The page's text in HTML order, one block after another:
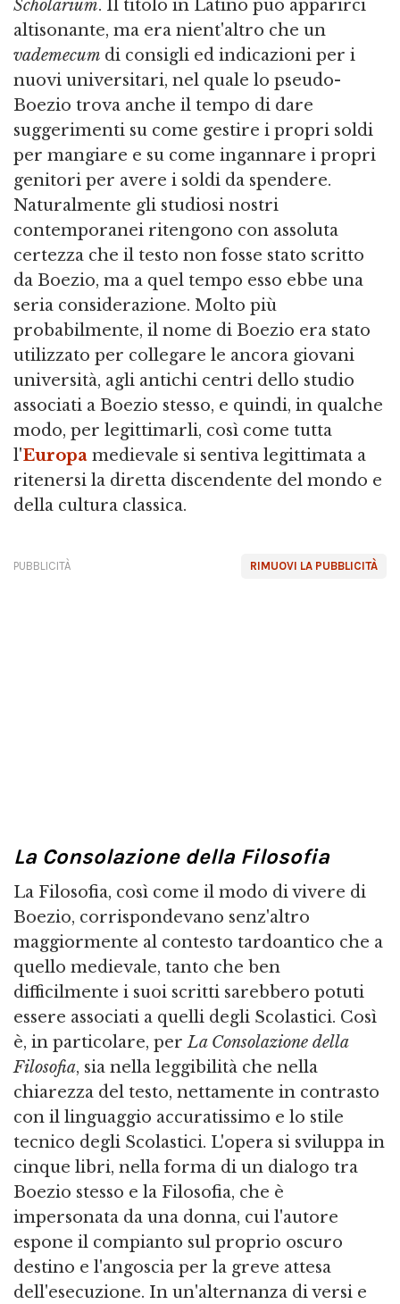
Scholarium. Il titolo in Latino può apparirci
altisonante, ma era nient'altro che un
vademecum di consigli ed indicazioni per i
nuovi universitari, nel quale lo pseudo-
Boezio trova anche il tempo di dare
suggerimenti su come gestire i propri soldi
per mangiare e su come ingannare i propri
genitori per avere i soldi da spendere.
Naturalmente gli studiosi nostri
contemporanei ritengono con assoluta
certezza che il testo non fosse stato scritto
da Boezio, ma a quel tempo esso ebbe una
seria considerazione. Molto più
probabilmente, il nome di Boezio era stato
utilizzato per collegare le ancora giovani
università, agli antichi centri dello studio
associati a Boezio stesso, e quindi, in qualche
modo, per legittimarli, così come tutta
l'Europa medievale si sentiva legittimata a
ritenersi la diretta discendente del mondo e
della cultura classica.
RIMUOVI LA PUBBLICITÀ
PUBBLICITÀ
La Consolazione della Filosofia
La Filosofia, così come il modo di vivere di
Boezio, corrispondevano senz'altro
maggiormente al contesto tardoantico che a
quello medievale, tanto che ben
difficilmente i suoi scritti sarebbero potuti
essere associati a quelli degli Scolastici. Così
è, in particolare, perLa Consolazione della
Filosofia, sia nella leggibilità che nella
chiarezza del testo, nettamente in contrasto
con il linguaggio accuratissimo e lo stile
tecnico degli Scolastici. L'opera si sviluppa in
cinque libri, nella forma di un dialogo tra
Boezio stesso e la Filosofia, che è
impersonata da una donna, cui l'autore
espone il compianto sul proprio oscuro
destino e l'angoscia per la greve attesa
dell'esecuzione. In un'alternanza di versi e